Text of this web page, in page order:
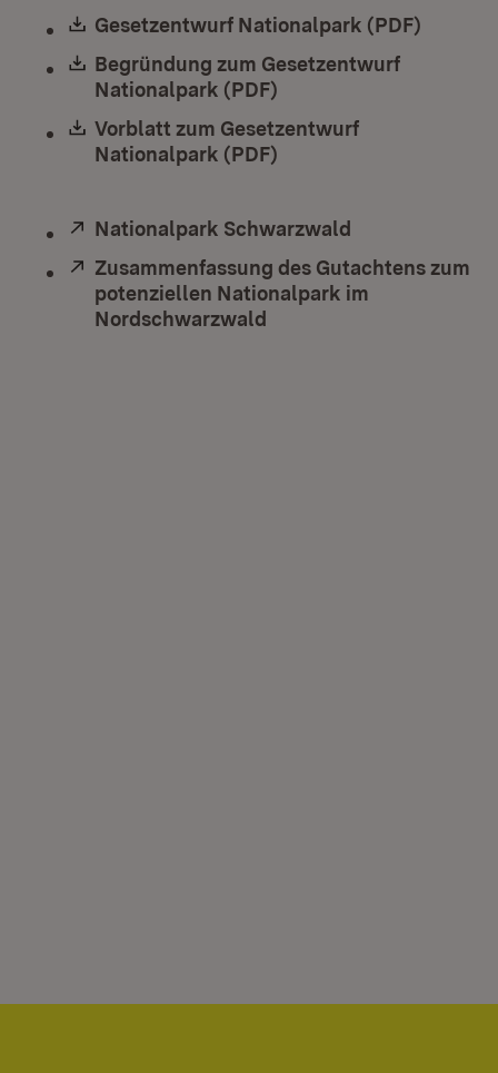
Download:
Gesetzentwurf Nationalpark (PDF)
Download:
Begründung zum Gesetzentwurf
Nationalpark (PDF)
Download:
Vorblatt zum Gesetzentwurf
Nationalpark (PDF)
Extern:
Nationalpark Schwarzwald
Extern:
Zusammenfassung des Gutachtens zum
potenziellen Nationalpark im
Nordschwarzwald